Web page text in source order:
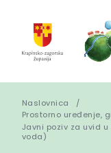
Naslovnica
Prostorno uređenje,
Javni poziv za uvid
voda)